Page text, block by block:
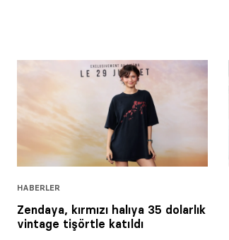
HABERLER
Zendaya, kırmızı halıya 35 dolarlık
vintage tişörtle katıldı